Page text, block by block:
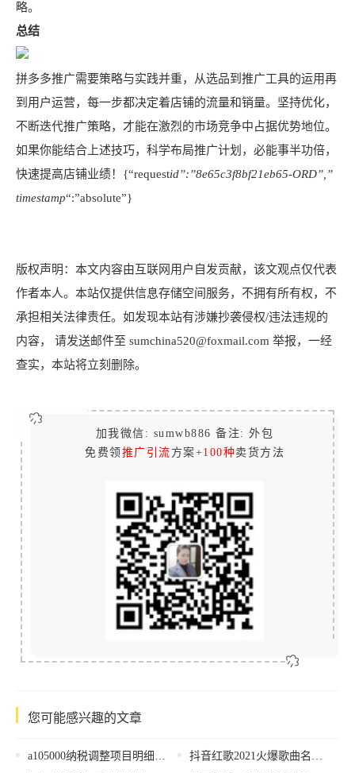
略。
总结
拼多多推广需要策略与实践并重，从选品到推广工具的运用再
到用户运营，每一步都决定着店铺的流量和销量。坚持优化，
不断迭代推广策略，才能在激烈的市场竞争中占据优势地位。
如果你能结合上述技巧，科学布局推广计划，必能事半功倍，
快速提高店铺业绩！{“requestid”:”8e65c3f8bf21eb65-ORD”,”
timestamp“:”absolute”}
版权声明：本文内容由互联网用户自发贡献，该文观点仅代表
作者本人。本站仅提供信息存储空间服务，不拥有所有权，不
承担相关法律责任。如发现本站有涉嫌抄袭侵权/违法违规的
内容， 请发送邮件至 sumchina520@foxmail.com 举报，一经
查实，本站将立刻删除。
加我微信: sumwb886 备注: 外包
免费领 推广引流 方案+100种卖货方法
您可能感兴趣的文章
a105000纳税调整项目明细表，关键词B？
抖音红歌2021火爆歌曲名单前十名，抖音红歌2021火爆歌曲前十歌单？